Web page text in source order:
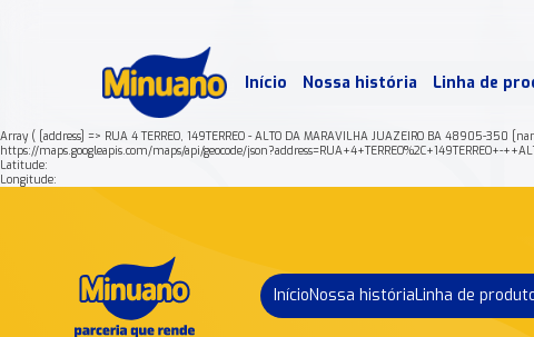
Início Nossa história Linha de
Array ( [address] => RUA 4 TERREO, 149TERREO - ALTO DA MARAVILHA JUAZEIRO BA 48905-350
https://maps.googleapis.com/maps/api/geocode/json?address=RUA+4+TERREO%2C+149TERREO+-
Latitude:
Longitude:
InícioNossa históriaLinha de